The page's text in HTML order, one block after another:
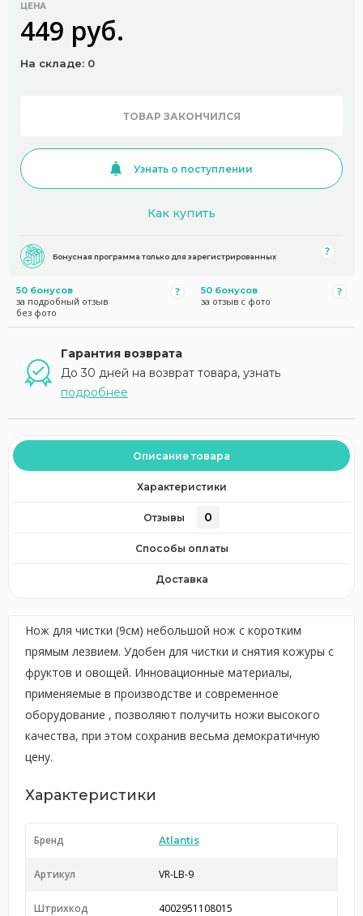
ЦЕНА
449 руб.
На складе: 0
ТОВАР ЗАКОНЧИЛСЯ
Узнать о поступлении
Как купить
Бонусная программа только для зарегистрированных
50 бонусов
за подробный отзыв
без фото
50 бонусов
за отзыв с фото
Гарантия возврата
До 30 дней на возврат товара, узнать
подробнее
Описание товара
Характеристики
Отзывы 0
Способы оплаты
Доставка
Нож для чистки (9см) небольшой нож с коротким
прямым лезвием. Удобен для чистки и снятия кожуры с
фруктов и овощей. Инновационные материалы,
применяемые в производстве и современное
оборудование , позволяют получить ножи высокого
качества, при этом сохранив весьма демократичную
цену.
Характеристики
Бренд Atlantis
Артикул VR-LB-9
Штрихкод 4002951108015